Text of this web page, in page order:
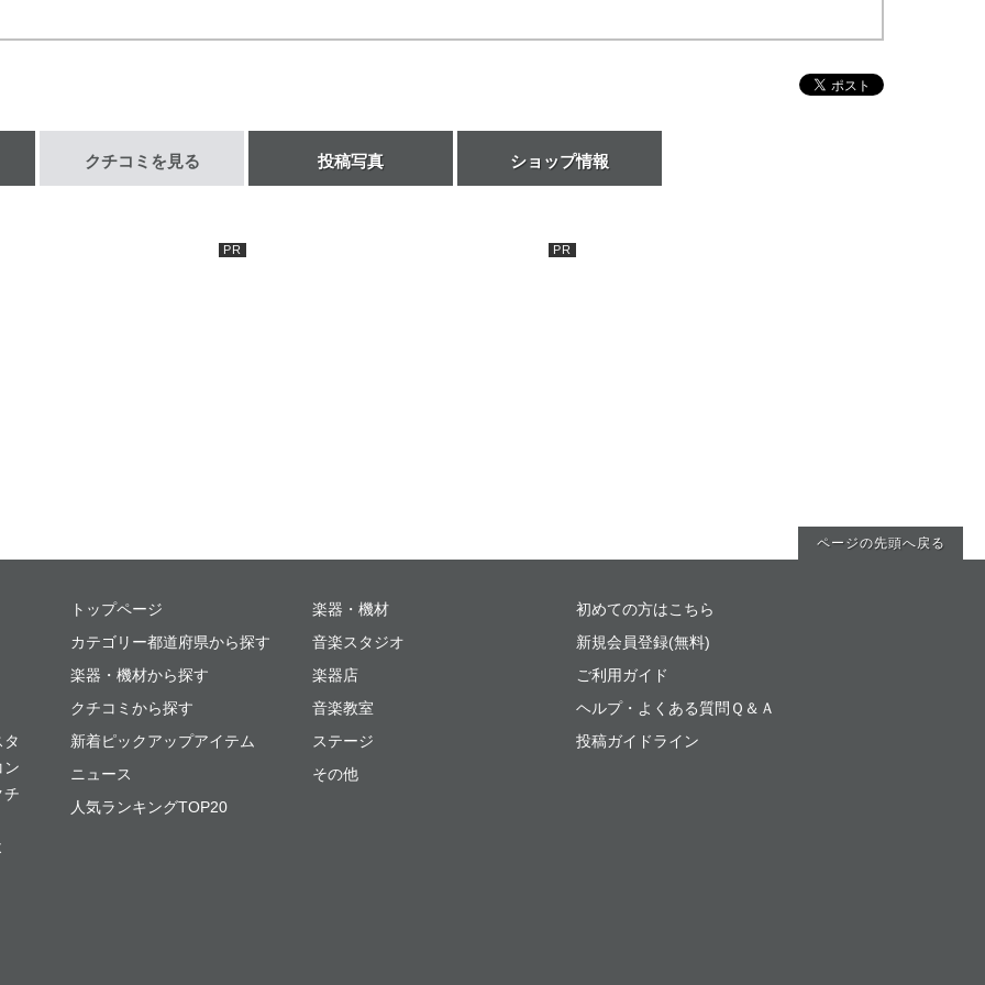
クチコミを見る 投稿写真 ショップ情報
ページの先頭へ戻る
ミュージックプレイス
ン
チ
トップページ
カテゴリー都道府県から探す
楽器・機材から探す
クチコミから探す
新着ピックアップアイテム
ニュース
人気ランキングTOP20
楽器・機材
音楽スタジオ
楽器店
音楽教室
ステージ
その他
初めての方はこちら
新規会員登録(無料)
ご利用ガイド
ヘルプ・よくある質問Ｑ＆Ａ
投稿ガイドライン